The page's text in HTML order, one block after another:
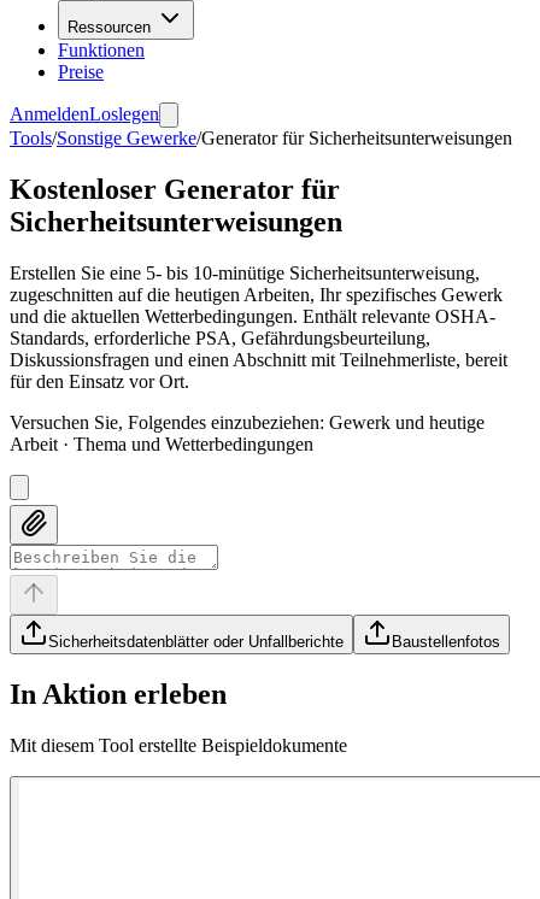
Ressourcen
Funktionen
Preise
AnmeldenLoslegen
Tools/Sonstige Gewerke/Generator für Sicherheitsunterweisungen
Kostenloser Generator für
Sicherheitsunterweisungen
Erstellen Sie eine 5- bis 10-minütige Sicherheitsunterweisung,
zugeschnitten auf die heutigen Arbeiten, Ihr spezifisches Gewerk
und die aktuellen Wetterbedingungen. Enthält relevante OSHA-
Standards, erforderliche PSA, Gefährdungsbeurteilung,
Diskussionsfragen und einen Abschnitt mit Teilnehmerliste, bereit
für den Einsatz vor Ort.
Versuchen Sie, Folgendes einzubeziehen: Gewerk und heutige
Arbeit · Thema und Wetterbedingungen
Sicherheitsdatenblätter oder Unfallberichte Baustellenfotos
In Aktion erleben
Mit diesem Tool erstellte Beispieldokumente